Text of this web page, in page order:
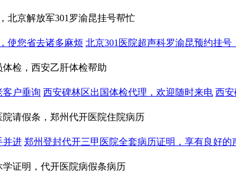
北京解放军301罗渝昆挂号帮忙
使您省去诸多麻烦 北京301医院超声科罗渝昆预约挂号
检，西安乙肝体检帮助
客户垂询 西安碑林区出国体检代理，欢迎随时来电 西
请假条，郑州代开医院住院病历
并进 郑州登封代开三甲医院全套病历证明，享有良好的
证明，代开医院病假条病历